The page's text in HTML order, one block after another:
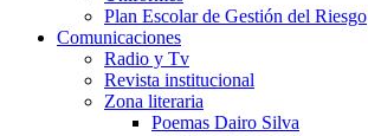
Plan Escolar de Gestión del Riesgo
Comunicaciones
Radio y Tv
Revista institucional
Zona literaria
Poemas Dairo Silva